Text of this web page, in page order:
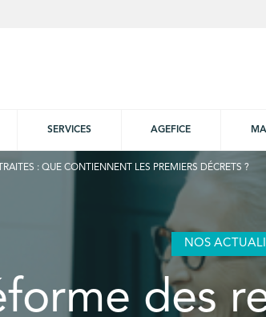
SERVICES AGEFICE
: QUE CONTIENNENT LES PREMIERS DÉCRETS ?
NOS
des